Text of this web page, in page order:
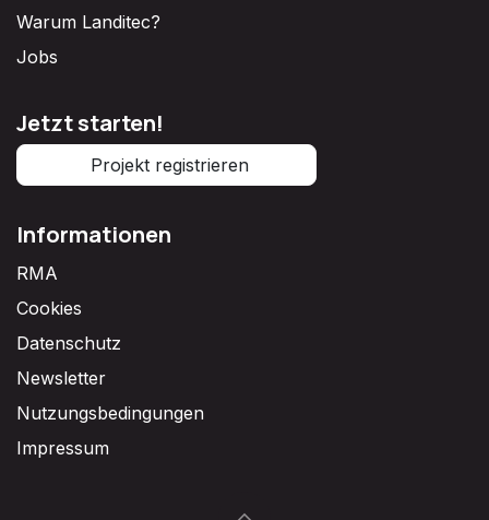
Warum Landitec?
Jobs
Jetzt starten!
Projekt registrieren
Informationen
RMA
Cookies
Datenschutz
Newsletter
Nutzungsbedingungen
Impressum